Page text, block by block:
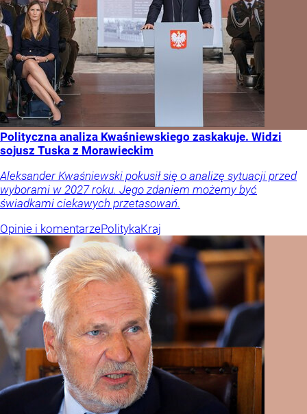
Polityczna analiza Kwaśniewskiego zaskakuje. Widzi
sojusz Tuska z Morawieckim
Aleksander Kwaśniewski pokusił się o analizę sytuacji przed
wyborami w 2027 roku. Jego zdaniem możemy być
świadkami ciekawych przetasowań.
Opinie i komentarzePolitykaKraj